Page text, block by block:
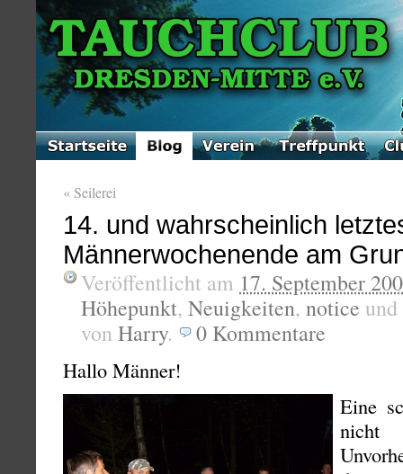
« Seilerei
14. und wahrscheinlich
Männerwochenende am
Veröffentlicht am 17. September
Höhepunkt, Neuigkeiten, notice und
von Harry. 0 Kommentare
Hallo Männer!
Eine